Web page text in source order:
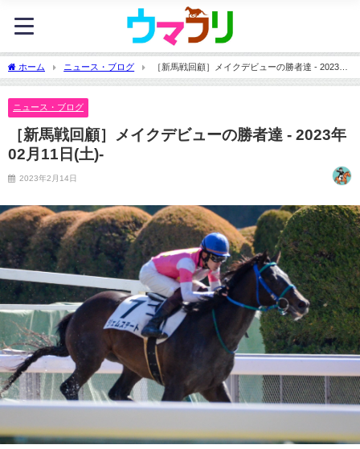
ホーム ニュース・ブログ
［新馬戦回顧］メイクデビューの勝者達 - 2023年
02月11日(土)-
ニュース・ブログ
［新馬戦回顧］メイクデビューの勝者達 - 2023年
02月11日(土)-
2023年2月14日